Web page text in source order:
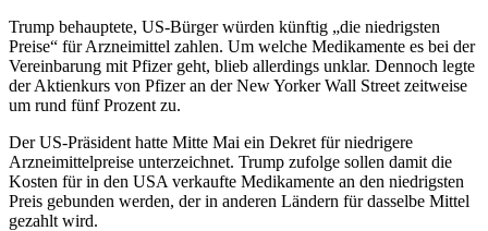
Trump behauptete, US-Bürger würden künftig „die niedrigsten
Preise“ für Arzneimittel zahlen. Um welche Medikamente es bei der
Vereinbarung mit Pfizer geht, blieb allerdings unklar. Dennoch legte
der Aktienkurs von Pfizer an der New Yorker Wall Street zeitweise
um rund fünf Prozent zu.
Der US-Präsident hatte Mitte Mai ein Dekret für niedrigere
Arzneimittelpreise unterzeichnet. Trump zufolge sollen damit die
Kosten für in den USA verkaufte Medikamente an den niedrigsten
Preis gebunden werden, der in anderen Ländern für dasselbe Mittel
gezahlt wird.